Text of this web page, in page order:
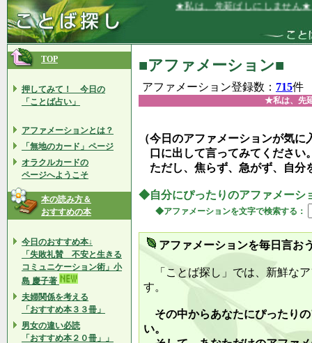
★私は、先延ばしにしません★
TOP
押してみて！ 今日の
「ことば占い」
アファメーションとは？
「無地のカード」ページ
オラクルカードの
ページへようこそ
本の読み方＆
おすすめの本
今日のおすすめ本↓
「失敗礼賛 不安と生きる
コミュニケーション術」小
島 慶子著
夫婦関係を考える
「おすすめ本３３冊」
男女の違い必読
「おすすめ本２０冊」」
■アファメーション■
アファメーション登録数： 715件
★私は、先
（今日のアファメーションが気
口に出して言ってみてください
ただし、焦らず、急がず、自分
◆自分にぴったりのアファメーシ
◆アファメーションを文字で検索する：
アファメーションを毎日言お
「ことば探し」では、新鮮な
す。
その中からあなたにぴったり
い。